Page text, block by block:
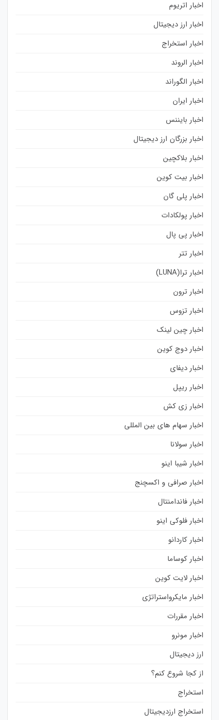
اخبار اتریوم
اخبار ارز دیجیتال
اخبار استخراج
اخبار الروند
اخبار الگوراند
اخبار ایران
اخبار بایننس
اخبار بزرگان ارز دیجیتال
اخبار بلاکچین
اخبار بیت کوین
اخبار پلی گان
اخبار پولکادات
اخبار پی پال
اخبار تتر
اخبار ترا(LUNA)
اخبار ترون
اخبار تزوس
اخبار چین لینک
اخبار دوج کوین
اخبار دیفای
اخبار ریپل
اخبار زی کش
اخبار سهام های بین المللی
اخبار سولانا
اخبار شیبا اینو
اخبار صرافی و اکسچنج
اخبار فاندامنتال
اخبار فلوکی اینو
اخبار کاردانو
اخبار کوساما
اخبار لایت کوین
اخبار مایکرواستراتژی
اخبار مقررات
اخبار مونرو
ارز دیجیتال
از کجا شروع کنم؟
استخراج
استخراج ارزدیجیتال